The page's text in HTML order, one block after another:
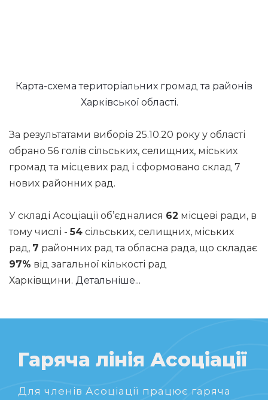
Карта-схема територіальних громад та районів
Харківської області.
За результатами виборів 25.10.20 року у області
обрано 56 голів сільських, селищних, міських
громад та місцевих рад і сформовано склад 7
нових районних рад.
У складі Асоціації об’єдналися 62 місцеві ради, в
тому числі -54 сільських, селищних, міських
рад, 7 районних рад та обласна рада, що складає
97% від загальної кількості рад
Харківщини. Детальніше...
Гаряча лінія Асоціації
Для членів Асоціації працює гаряча